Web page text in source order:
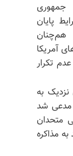
پایان
هم‌چنان
آمریکا
تکرار
به
مدعی شد
متحدان
مذاکره